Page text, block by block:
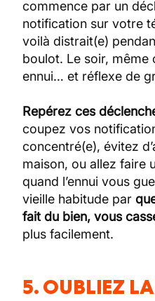
commence par un
notification sur votre
voilà distrait(e)
boulot. Le soir, même
ennui… et réflexe de
Repérez ces
coupez vos
concentré(e), évitez
maison, ou allez faire
quand l’ennui vous
vieille habitude par
fait du bien, vous
plus facilement.
5. OUBLIEZ